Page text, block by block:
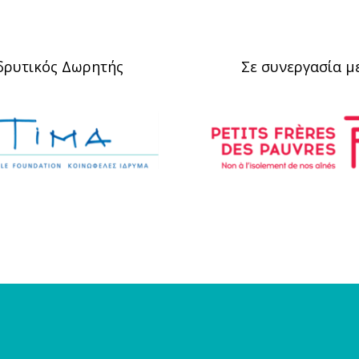
Δωρητής Σε συνεργασία